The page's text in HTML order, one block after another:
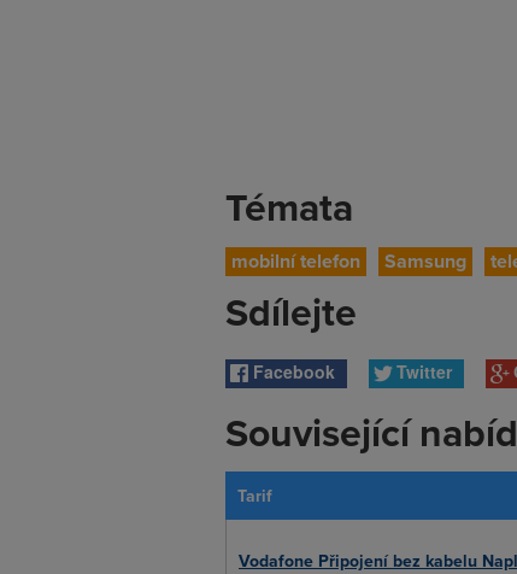
Témata
mobilní telefon Samsung
Sdílejte
Facebook Twitter
Související
Tarif
Vodafone Připojení bez kabelu